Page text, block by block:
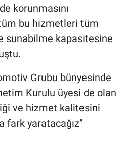
korunmasını
bu hizmetleri tüm
sunabilme kapasitesine
Grubu bünyesinde
Kurulu üyesi de olan
ve hizmet kalitesini
fark yaratacağız”